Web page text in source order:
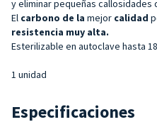
y eliminar pequeñas callosidades
El carbono de la mejor calidad
resistencia muy alta.
Esterilizable en autoclave hasta
1 unidad
Especificaciones